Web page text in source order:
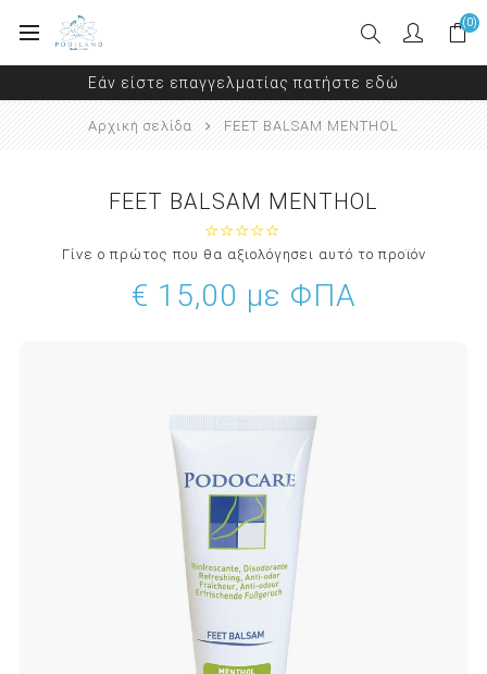
(0)
Εάν είστε επαγγελματίας πατήστε εδώ
Αρχική σελίδα FEET BALSAM MENTHOL
FEET BALSAM MENTHOL
Γίνε ο πρώτος που θα αξιολόγησει αυτό το προϊόν
€ 15,00 με ΦΠΑ